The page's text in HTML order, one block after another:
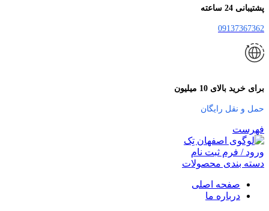
پشتیبانی 24 ساعته
09137367362
برای خرید بالای 10 میلیون
حمل و نقل رایگان
فهرست
ورود / فرم ثبت نام
دسته بندی محصولات
صفحه اصلی
درباره ما